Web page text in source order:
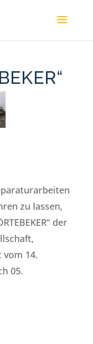
zu lassen,
der
vom 14.
05.